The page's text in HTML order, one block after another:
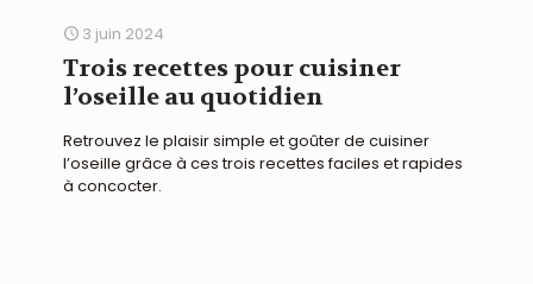
3 juin 2024
Trois recettes pour cuisiner
l’oseille au quotidien
Retrouvez le plaisir simple et goûter de cuisiner
l’oseille grâce à ces trois recettes faciles et rapides
à concocter.